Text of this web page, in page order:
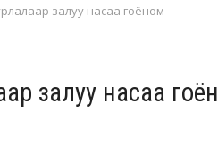
залуу насаа гоёном
залуу насаа